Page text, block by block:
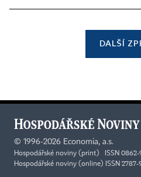
DALŠÍ
© 1996-2026 Economia, a.s.
Hospodářské noviny (print) ISSN 0862-
Hospodářské noviny (online) ISSN 2787-